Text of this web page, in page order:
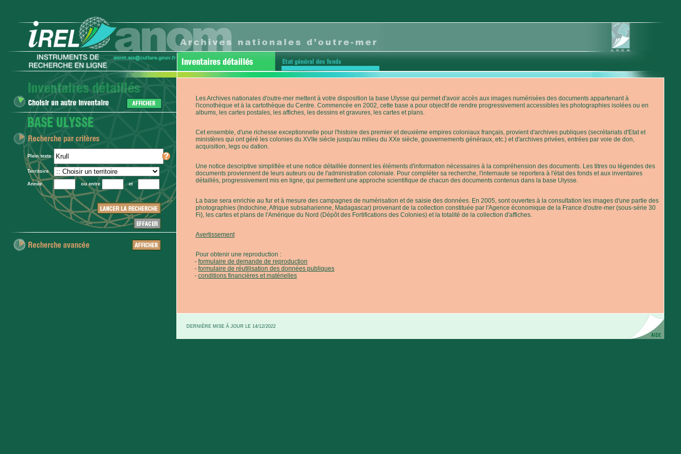
Plein texte
Territoire
Année ou entre et
Les Archives nationales d'outre-mer mettent à votre disposition la base Ulysse qui permet d'avoir accès aux images numérisées des documents appartenant à
l'iconothèque et à la cartothèque du Centre. Commencée en 2002, cette base a pour objectif de rendre progressivement accessibles les photographies isolées ou en
albums, les cartes postales, les affiches, les dessins et gravures, les cartes et plans.
Cet ensemble, d'une richesse exceptionnelle pour l'histoire des premier et deuxième empires coloniaux français, provient d'archives publiques (secrétariats d'Etat et
ministères qui ont géré les colonies du XVIIe siècle jusqu'au milieu du XXe siècle, gouvernements généraux, etc.) et d'archives privées, entrées par voie de don,
acquisition, legs ou dation.
Une notice descriptive simplifiée et une notice détaillée donnent les éléments d'information nécessaires à la compréhension des documents. Les titres ou légendes des
documents proviennent de leurs auteurs ou de l'administration coloniale. Pour compléter sa recherche, l'internaute se reportera à l'état des fonds et aux inventaires
détaillés, progressivement mis en ligne, qui permettent une approche scientifique de chacun des documents contenus dans la base Ulysse.
La base sera enrichie au fur et à mesure des campagnes de numérisation et de saisie des données. En 2005, sont ouvertes à la consultation les images d'une partie des
photographies (Indochine, Afrique subsaharienne, Madagascar) provenant de la collection constituée par l'Agence économique de la France d'outre-mer (sous-série 30
Fi), les cartes et plans de l'Amérique du Nord (Dépôt des Fortifications des Colonies) et la totalité de la collection d'affiches.
Avertissement
Pour obtenir une reproduction :
formulaire de demande de reproduction
formulaire de réutilisation des données publiques
conditions financières et matérielles
DERNIÈRE MISE À JOUR LE 14/12/2022